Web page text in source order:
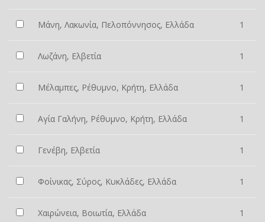
Μάνη, Λακωνία, Πελοπόννησος, Ελλάδα 1
Λωζάνη, Ελβετία 1
Μέλαμπες, Ρέθυμνο, Κρήτη, Ελλάδα 1
Αγία Γαλήνη, Ρέθυμνο, Κρήτη, Ελλάδα 1
Γενέβη, Ελβετία 1
Φοίνικας, Σύρος, Κυκλάδες, Ελλάδα 1
Χαιρώνεια, Βοιωτία, Ελλάδα 1